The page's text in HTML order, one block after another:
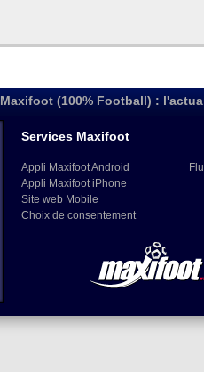
Maxifoot (100% Football) :
Services Maxifoot
Appli Maxifoot Android
Appli Maxifoot iPhone
Site web Mobile
Choix de consentement